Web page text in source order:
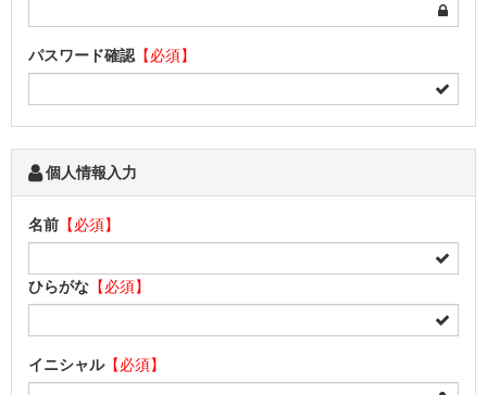
パスワード確認 【必須】
個人情報入力
名前 【必須】
ひらがな 【必須】
イニシャル【必須】